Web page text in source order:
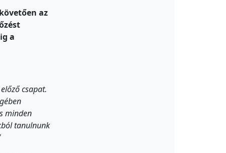
az
a
csapat.
minden
tanulnunk